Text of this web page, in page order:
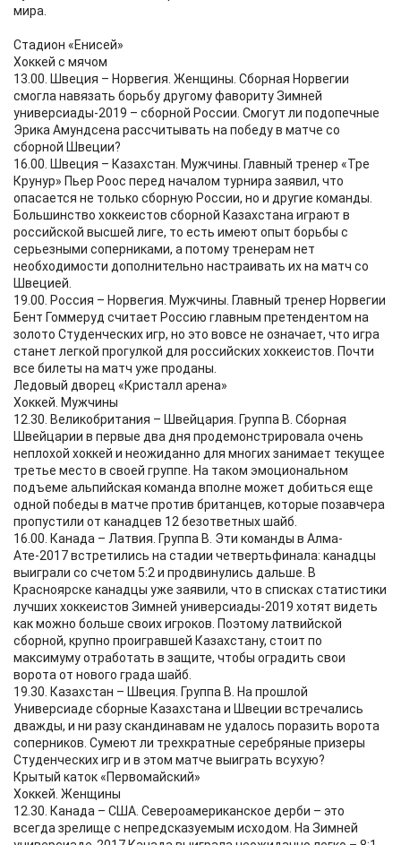
мира.
Стадион «Енисей»
Хоккей с мячом
13.00. Швеция – Норвегия. Женщины. Сборная Норвегии
смогла навязать борьбу другому фавориту Зимней
универсиады-2019 – сборной России. Смогут ли подопечные
Эрика Амундсена рассчитывать на победу в матче со
сборной Швеции?
16.00. Швеция – Казахстан. Мужчины. Главный тренер «Тре
Крунур» Пьер Роос перед началом турнира заявил, что
опасается не только сборную России, но и другие команды.
Большинство хоккеистов сборной Казахстана играют в
российской высшей лиге, то есть имеют опыт борьбы с
серьезными соперниками, а потому тренерам нет
необходимости дополнительно настраивать их на матч со
Швецией.
19.00. Россия – Норвегия. Мужчины. Главный тренер Норвегии
Бент Гоммеруд считает Россию главным претендентом на
золото Студенческих игр, но это вовсе не означает, что игра
станет легкой прогулкой для российских хоккеистов. Почти
все билеты на матч уже проданы.
Ледовый дворец «Кристалл арена»
Хоккей. Мужчины
12.30. Великобритания – Швейцария. Группа В. Сборная
Швейцарии в первые два дня продемонстрировала очень
неплохой хоккей и неожиданно для многих занимает текущее
третье место в своей группе. На таком эмоциональном
подъеме альпийская команда вполне может добиться еще
одной победы в матче против британцев, которые позавчера
пропустили от канадцев 12 безответных шайб.
16.00. Канада – Латвия. Группа В. Эти команды в Алма-
Ате-2017 встретились на стадии четвертьфинала: канадцы
выиграли со счетом 5:2 и продвинулись дальше. В
Красноярске канадцы уже заявили, что в списках статистики
лучших хоккеистов Зимней универсиады-2019 хотят видеть
как можно больше своих игроков. Поэтому латвийской
сборной, крупно проигравшей Казахстану, стоит по
максимуму отработать в защите, чтобы оградить свои
ворота от нового града шайб.
19.30. Казахстан – Швеция. Группа В. На прошлой
Универсиаде сборные Казахстана и Швеции встречались
дважды, и ни разу скандинавам не удалось поразить ворота
соперников. Сумеют ли трехкратные серебряные призеры
Студенческих игр и в этом матче выиграть всухую?
Крытый каток «Первомайский»
Хоккей. Женщины
12.30. Канада – США. Североамериканское дерби – это
всегда зрелище с непредсказуемым исходом. На Зимней